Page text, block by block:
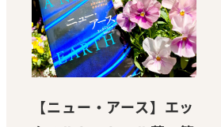
【ニュー・アース】エッ